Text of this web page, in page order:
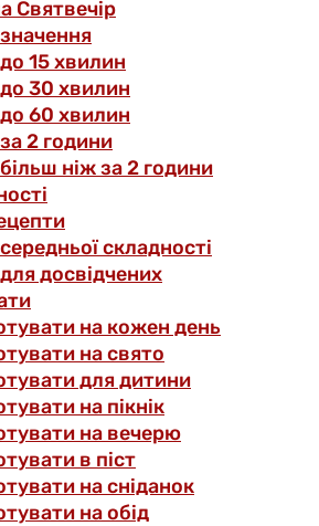
Святвечір
15 хвилин
30 хвилин
60 хвилин
2 години
ніж за 2 години
складності
досвідчених
на кожен день
на свято
для дитини
на пікнік
на вечерю
в піст
на сніданок
на обід